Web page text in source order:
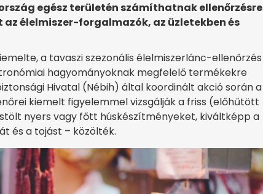
ország egész területén számíthatnak ellenőrzésre
élelmiszer-forgalmazók, az üzletekben és
a tavaszi szezonális élelmiszerlánc-ellenőrzés
hagyományoknak megfelelő termékekre
Hivatal (Nébih) által koordinált akció során a
kiemelt figyelemmel vizsgálják a friss (előhűtött
nyers vagy főtt húskészítményeket, kiváltképp a
és a tojást – közölték.